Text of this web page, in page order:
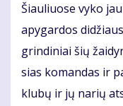
Šiau­liuo­se vy­ko
apy­gar­dos
grin­di­niai šių
sias ko­man­das ir
klu­bų ir jų na­rių